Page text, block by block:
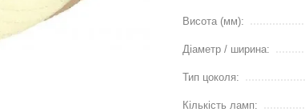
Висота (мм):
Діаметр / ширина:
Тип цоколя:
Кількість ламп: